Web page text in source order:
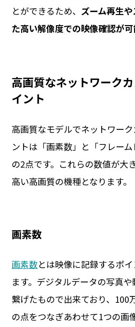
とができるため、 ズーム再生
た高い解像度での映像確認が
高画質なネットワーク
イント
高画質なモデルでネットワー
ントは「画素数」と「フレーム
の2点です。これらの数値が大
高い高画質の機種となります。
画素数
画素数とは映像に記録するポ
ます。デジタルデータの写真
繋げたもので出来ており、100
の点をつなぎあわせて1つの画